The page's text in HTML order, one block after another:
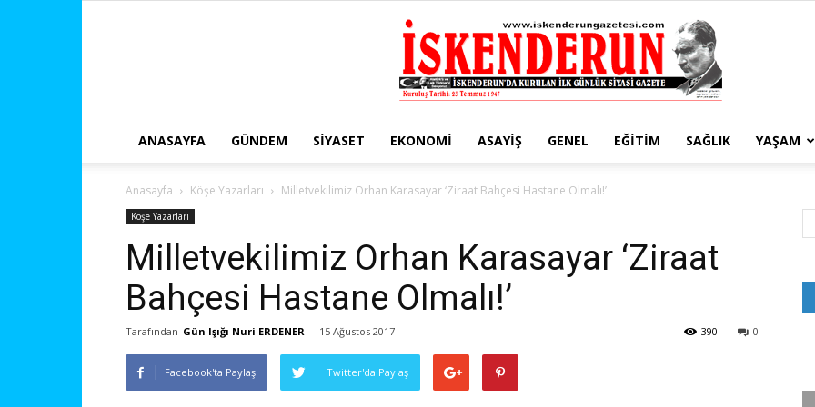
ANASAYFA GÜNDEM SIYASET EKONOMI ASAYIŞ GENEL EĞITIM SAĞLIK YAŞAM
Anasayfa Köşe Yazarları Milletvekilimiz Orhan Karasayar ‘Ziraat Bahçesi Hastane Olmalı!’
Köşe Yazarları
Milletvekilimiz Orhan Karasayar ‘Ziraat
Bahçesi Hastane Olmalı!’
Tarafından Gün Işığı Nuri ERDENER - 15 Ağustos 2017 0
390
Facebook'ta Paylaş Twitter'da Paylaş